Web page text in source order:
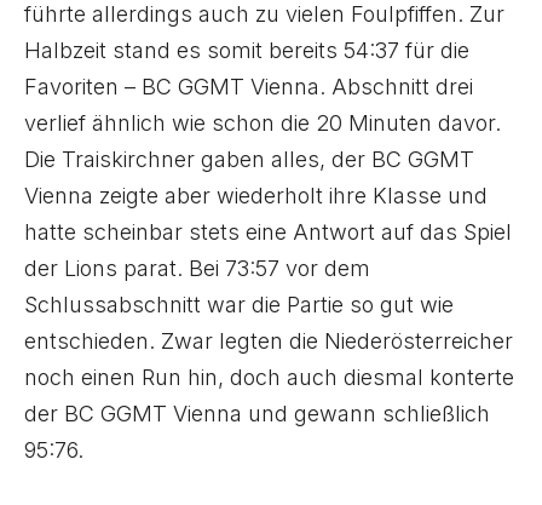
führte allerdings auch zu vielen Foulpfiffen. Zur
Halbzeit stand es somit bereits 54:37 für die
Favoriten – BC GGMT Vienna. Abschnitt drei
verlief ähnlich wie schon die 20 Minuten davor.
Die Traiskirchner gaben alles, der BC GGMT
Vienna zeigte aber wiederholt ihre Klasse und
hatte scheinbar stets eine Antwort auf das Spiel
der Lions parat. Bei 73:57 vor dem
Schlussabschnitt war die Partie so gut wie
entschieden. Zwar legten die Niederösterreicher
noch einen Run hin, doch auch diesmal konterte
der BC GGMT Vienna und gewann schließlich
95:76.